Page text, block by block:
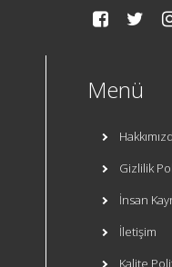
Menü
Gizlilik
İnsan
İletişim